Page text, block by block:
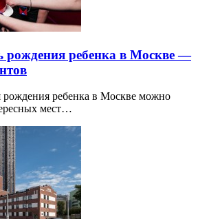
рождения ребенка в Москве —
рождения ребенка в Москве можно
мест…